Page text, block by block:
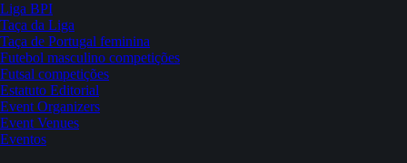
Liga BPI
Taça da Liga
Taça de Portugal feminina
Futebol masculino competições
Futsal competições
Estatuto Editorial
Event Organizers
Event Venues
Eventos